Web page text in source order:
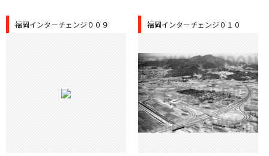
福岡インターチェンジ００９ 福岡インターチェンジ０１０